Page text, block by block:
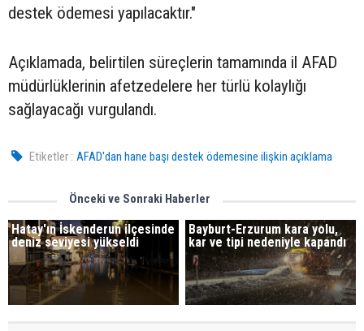
destek ödemesi yapılacaktır."
Açıklamada, belirtilen süreçlerin tamamında il AFAD
müdürlüklerinin afetzedelere her türlü kolaylığı
sağlayacağı vurgulandı.
Etiketler : AFAD'dan hane başı destek ödemesine ilişkin açıklama
Önceki ve Sonraki Haberler
Hatay'ın İskenderun ilçesinde
deniz seviyesi yükseldi
Bayburt-Erzurum kara yolu,
kar ve tipi nedeniyle kapandı